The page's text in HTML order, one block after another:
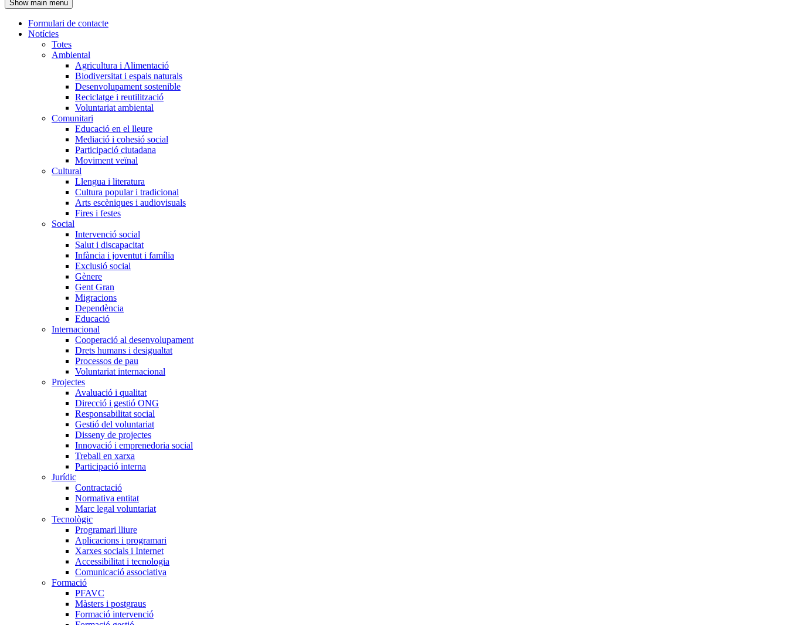
l'encapçalament
Show main menu
Navegació
principal
Formulari de contacte
Notícies
Totes
Ambiental
Agricultura i Alimentació
Biodiversitat i espais naturals
Desenvolupament sostenible
Reciclatge i reutilització
Voluntariat ambiental
Comunitari
Educació en el lleure
Mediació i cohesió social
Participació ciutadana
Moviment veïnal
Cultural
Llengua i literatura
Cultura popular i tradicional
Arts escèniques i audiovisuals
Fires i festes
Social
Intervenció social
Salut i discapacitat
Infància i joventut i família
Exclusió social
Gènere
Gent Gran
Migracions
Dependència
Educació
Internacional
Cooperació al desenvolupament
Drets humans i desigualtat
Processos de pau
Voluntariat internacional
Projectes
Avaluació i qualitat
Direcció i gestió ONG
Responsabilitat social
Gestió del voluntariat
Disseny de projectes
Innovació i emprenedoria social
Treball en xarxa
Participació interna
Jurídic
Contractació
Normativa entitat
Marc legal voluntariat
Tecnològic
Programari lliure
Aplicacions i programari
Xarxes socials i Internet
Accessibilitat i tecnologia
Comunicació associativa
Formació
PFAVC
Màsters i postgraus
Formació intervenció